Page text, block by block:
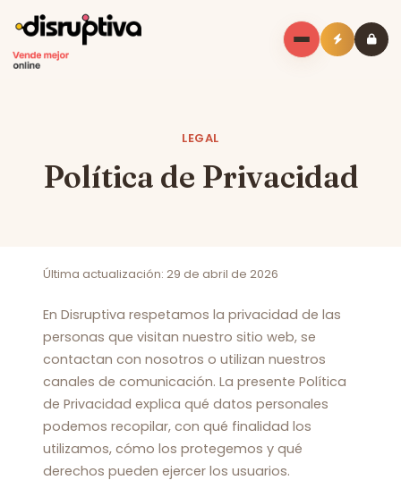
LEGAL
Política de Privacidad
Última actualización: 29 de abril de 2026
En Disruptiva respetamos la privacidad de las
personas que visitan nuestro sitio web, se
contactan con nosotros o utilizan nuestros
canales de comunicación. La presente Política
de Privacidad explica qué datos personales
podemos recopilar, con qué finalidad los
utilizamos, cómo los protegemos y qué
derechos pueden ejercer los usuarios.